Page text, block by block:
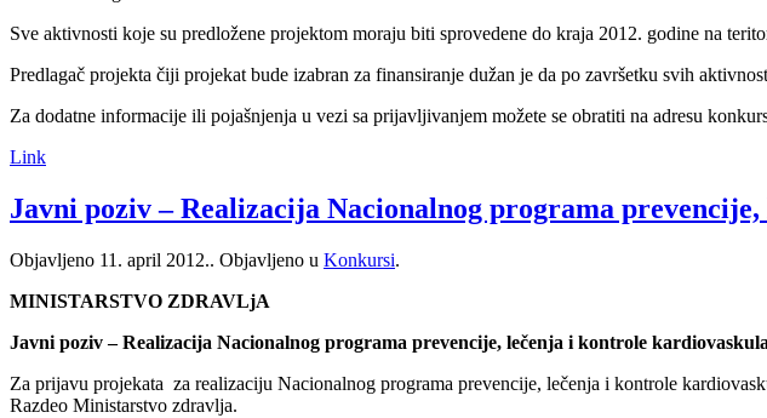
Sve aktivnosti koje su predložene projektom moraju biti sprovedene do kraja 2012. godine na
Predlagač projekta čiji projekat bude izabran za finansiranje dužan je da po završetku svih
Za dodatne informacije ili pojašnjenja u vezi sa prijavljivanjem možete se obratiti na adresu
Link
Javni poziv – Realizacija Nacionalnog programa
Objavljeno 11. april 2012.. Objavljeno u Konkursi.
MINISTARSTVO ZDRAVLjA
Javni poziv – Realizacija Nacionalnog programa prevencije, lečenja i kontrole
Za prijavu projekata za realizaciju Nacionalnog programa prevencije, lečenja i kontrole
Razdeo Ministarstvo zdravlja.